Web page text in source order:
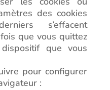
des cookies
s’effacent
que vous quittez
que vous
pour configurer
: